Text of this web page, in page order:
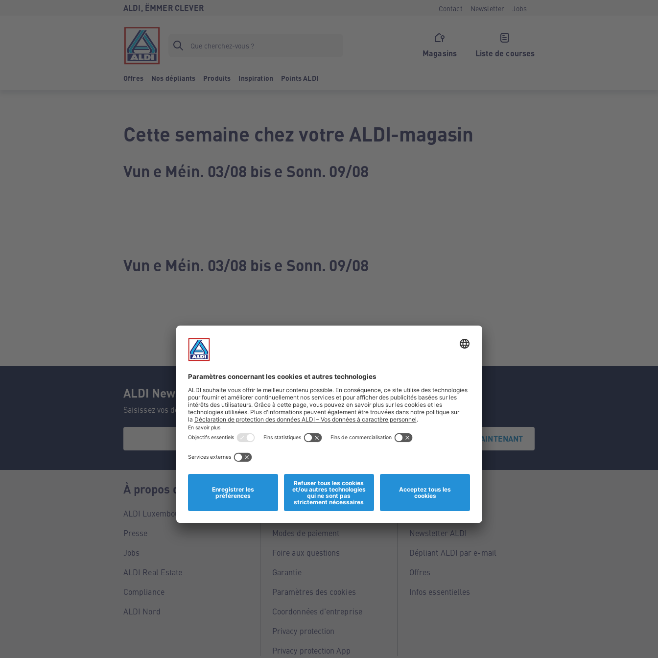
ALDI, ËMMER CLEVER Contact Newsletter Jobs
Magasins Liste de courses
Offres Nos dépliants Produits Inspiration Points ALDI
Cette semaine chez votre ALDI-magasin
Vun e Méin. 03/08 bis e Sonn. 09/08
Vun e Méin. 03/08 bis e Sonn. 09/08
ALDI Newsletter
Saisissez vos données et ne manquez aucune de nos offres.
S'INSCRIRE MAINTENANT
À propos de nous
ALDI Luxembourg
Presse
Jobs
ALDI Real Estate
Compliance
ALDI Nord
Informations
Magasins
Modes de paiement
Foire aux questions
Garantie
Paramètres des cookies
Coordonnées d'entreprise
Privacy protection
Privacy protection App
Service
Points ALDI
Newsletter ALDI
Dépliant ALDI par e-mail
Offres
Infos essentielles